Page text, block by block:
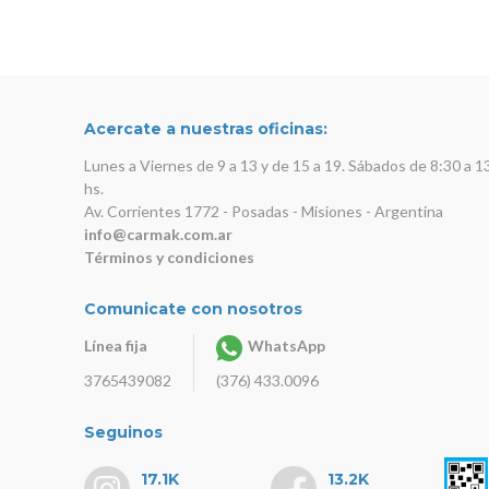
Acercate a nuestras oficinas:
Lunes a Viernes de 9 a 13 y de 15 a 19. Sábados de 8:30 a
hs.
Av. Corrientes 1772 - Posadas - Misiones - Argentina
info@carmak.com.ar
Términos y condiciones
Comunicate con nosotros
Línea fija
3765439082
WhatsApp
(376) 433.0096
Seguinos
17.1K 13.2K